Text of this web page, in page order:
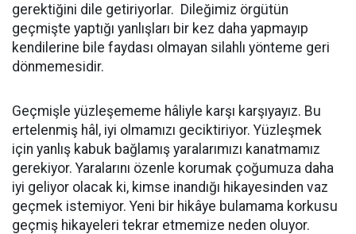
gerektiğini dile getiriyorlar. Dileğimiz örgütün
geçmişte yaptığı yanlışları bir kez daha yapmayıp
kendilerine bile faydası olmayan silahlı yönteme geri
dönmemesidir.
Geçmişle yüzleşememe hâliyle karşı karşıyayız. Bu
ertelenmiş hâl, iyi olmamızı geciktiriyor. Yüzleşmek
için yanlış kabuk bağlamış yaralarımızı kanatmamız
gerekiyor. Yaralarını özenle korumak çoğumuza daha
iyi geliyor olacak ki, kimse inandığı hikayesinden vaz
geçmek istemiyor. Yeni bir hikâye bulamama korkusu
geçmiş hikayeleri tekrar etmemize neden oluyor.